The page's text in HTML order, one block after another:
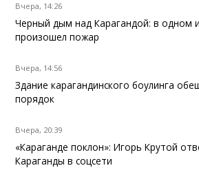
Вчера, 14:26
Черный дым над Карагандой: в одном
произошел пожар
Вчера, 14:56
Здание карагандинского боулинга
порядок
Вчера, 20:39
«Караганде поклон»: Игорь Крутой
Караганды в соцсети